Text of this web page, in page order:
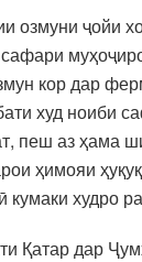
ҷойи
кор дар
худ
пеш аз ҳама
ҳимояи
худро
Қатар дар